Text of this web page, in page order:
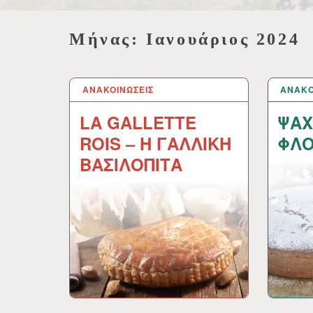
Μήνας:Ιανουάριος 2024
ΑΝΑΚΟΙΝΩΣΕΙΣ
LA GALLETTE
ROIS – Η ΓΑΛΛΙΚΗ
ΒΑΣΙΛΟΠΙΤΑ
19 ΙΑΝ 2024 18